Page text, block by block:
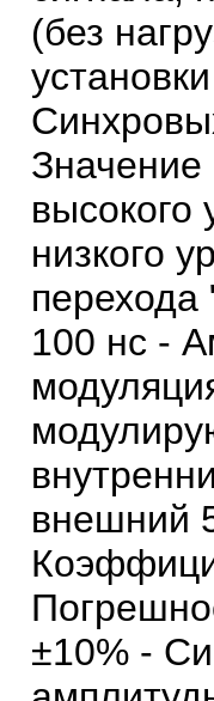
(без
высокого
низкого
перехода
100 нс -
внешний
±10% -